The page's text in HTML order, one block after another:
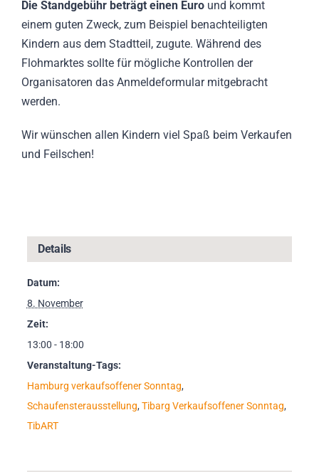
Die Standgebühr beträgt einen Euro und kommt
einem guten Zweck, zum Beispiel benachteiligten
Kindern aus dem Stadtteil, zugute. Während des
Flohmarktes sollte für mögliche Kontrollen der
Organisatoren das Anmeldeformular mitgebracht
werden.
Wir wünschen allen Kindern viel Spaß beim Verkaufen
und Feilschen!
Details
Datum:
8. November
Zeit:
13:00 - 18:00
Veranstaltung-Tags:
Hamburg verkaufsoffener Sonntag,
Schaufensterausstellung, Tibarg Verkaufsoffener Sonntag,
TibART